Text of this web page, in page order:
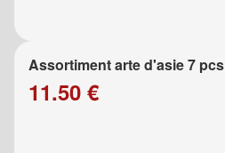
Assortiment arte d'asie 7 pcs
11.50 €